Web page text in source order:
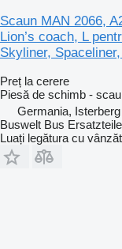
Scaun MAN 2066,
Lion’s coach, L
Skyliner,
Preț la cerere
Piesă de schimb -
Germania, Isterberg
Buswelt Bus Ersatzteile
Luați legătura cu